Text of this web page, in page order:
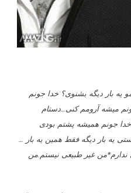
یه بار دیگه بشنوى؟ خدا جونم
میشه آرومم کنى…دستام
جونم همیشه پشتم بودى
یه بار دیگه فقط همین یه بار …
ندارم*من غیر طبیعى نیستم.من